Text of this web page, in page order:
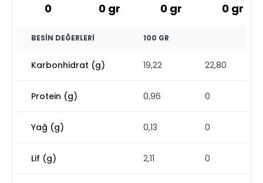
0 0 gr 0 gr 0 gr
BESIN DEĞERLERI 100 GR
Karbonhidrat (g) 19,22 22,80
Protein (g) 0,96 0
Yağ (g) 0,13 0
Lif (g) 2,11 0